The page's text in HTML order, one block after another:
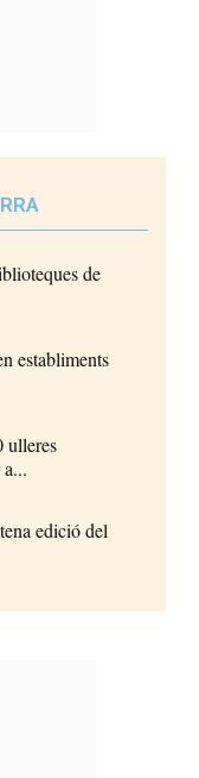
de
establiments
ulleres
edició del